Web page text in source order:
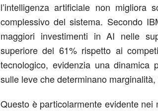
l’intelligenza artificiale non migliora
complessivo del sistema. Secondo
maggiori investimenti in AI nelle
superiore del 61% rispetto ai
tecnologico, evidenzia una dinamica
sulle leve che determinano
Questo è particolarmente evidente